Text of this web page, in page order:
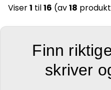
Viser1 til16 (av18
Finn
skriver